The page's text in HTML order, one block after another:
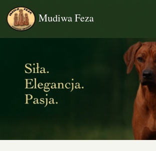
Mudiwa Feza